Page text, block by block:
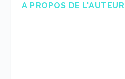
A PROPOS DE L'AUTEUR